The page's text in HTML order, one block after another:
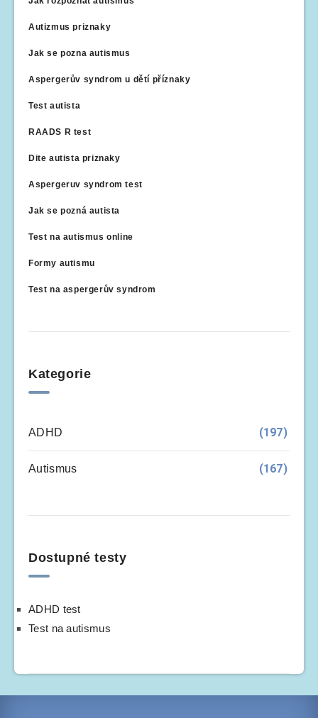
Autizmus priznaky
Jak se pozna autismus
Aspergerův syndrom u dětí příznaky
Test autista
RAADS R test
Dite autista priznaky
Aspergeruv syndrom test
Jak se pozná autista
Test na autismus online
Formy autismu
Test na aspergerův syndrom
Kategorie
ADHD (197)
Autismus (167)
Dostupné testy
ADHD test
Test na autismus